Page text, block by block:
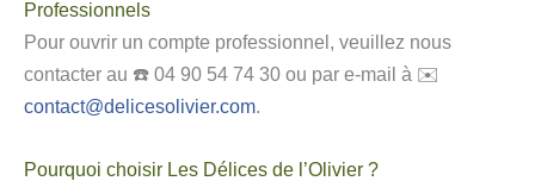
Professionnels
Pour ouvrir un compte professionnel, veuillez nous
contacter au ☎️ 04 90 54 74 30 ou par e-mail à ✉️
contact@delicesolivier.com.
Pourquoi choisir Les Délices de l’Olivier ?